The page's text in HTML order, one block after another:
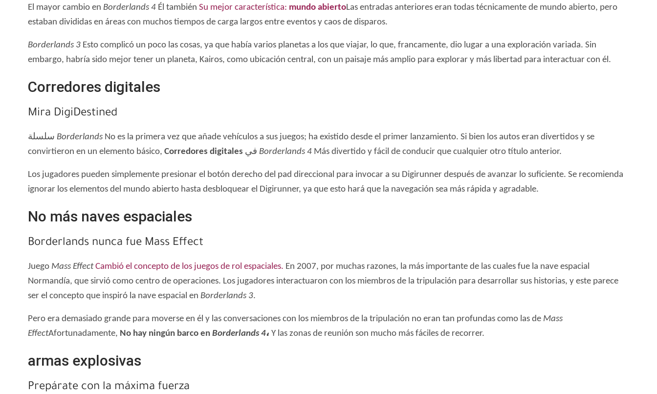
El mayor cambio en Borderlands 4 Él también Su mejor característica: mundo abiertoLas entradas anteriores eran todas técnicamente de mundo abierto, pero
estaban divididas en áreas con muchos tiempos de carga largos entre eventos y caos de disparos.
Borderlands 3 Esto complicó un poco las cosas, ya que había varios planetas a los que viajar, lo que, francamente, dio lugar a una exploración variada. Sin
embargo, habría sido mejor tener un planeta, Kairos, como ubicación central, con un paisaje más amplio para explorar y más libertad para interactuar con él.
Corredores digitales
Mira DigiDestined
Borderlands No es la primera vez que añade vehículos a sus juegos; ha existido desde el primer lanzamiento. Si bien los autos eran divertidos y se
convirtieron en un elemento básico, Corredores digitales Borderlands 4 Más divertido y fácil de conducir que cualquier otro título anterior.
Los jugadores pueden simplemente presionar el botón derecho del pad direccional para invocar a su Digirunner después de avanzar lo suficiente. Se recomienda
ignorar los elementos del mundo abierto hasta desbloquear el Digirunner, ya que esto hará que la navegación sea más rápida y agradable.
No más naves espaciales
Borderlands nunca fue Mass Effect
Juego Mass Effect Cambió el concepto de los juegos de rol espaciales. En 2007, por muchas razones, la más importante de las cuales fue la nave espacial
Normandía, que sirvió como centro de operaciones. Los jugadores interactuaron con los miembros de la tripulación para desarrollar sus historias, y este parece
ser el concepto que inspiró la nave espacial en Borderlands 3.
Pero era demasiado grande para moverse en él y las conversaciones con los miembros de la tripulación no eran tan profundas como las de Mass
EffectAfortunadamente, No hay ningún barco en Borderlands 4، Y las zonas de reunión son mucho más fáciles de recorrer.
armas explosivas
Prepárate con la máxima fuerza